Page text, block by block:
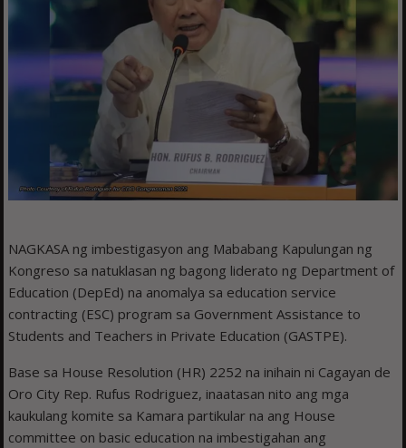
NAGKASA ng imbestigasyon ang Mababang Kapulungan ng
Kongreso sa natuklasan ng bagong liderato ng Department of
Education (DepEd) na anomalya sa education service
contracting (ESC) program sa Government Assistance to
Students and Teachers in Private Education (GASTPE).
Base sa House Resolution (HR) 2252 na inihain ni Cagayan de
Oro City Rep. Rufus Rodriguez, inaatasan nito ang mga
kaukulang komite sa Kamara partikular na ang House
committee on basic education na imbestigahan ang